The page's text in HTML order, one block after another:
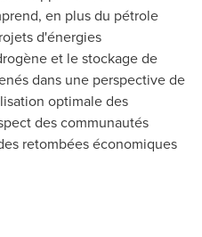
en plus du pétrole
d'énergies
et le stockage de
dans une perspective de
optimale des
des communautés
retombées économiques